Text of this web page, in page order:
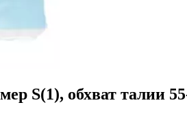
S(1), обхват талии